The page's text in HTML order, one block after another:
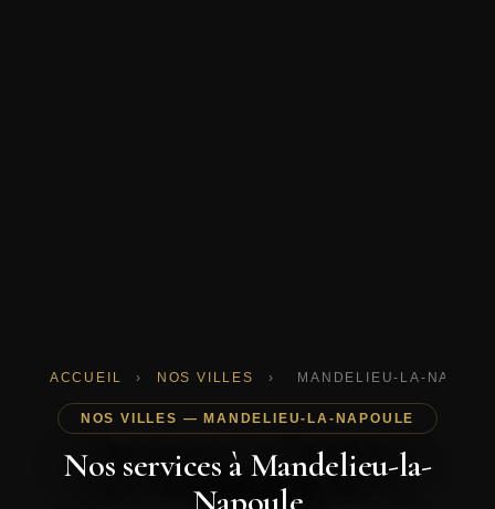
ACCUEIL › NOS VILLES › MANDELIEU-LA-
NOS VILLES — MANDELIEU-LA-NAPOULE
Nos services à Mandelieu-la-